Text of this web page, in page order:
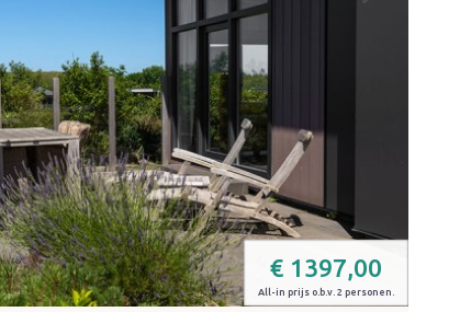
€ 1397,00
All-in prijs o.b.v. 2 personen.